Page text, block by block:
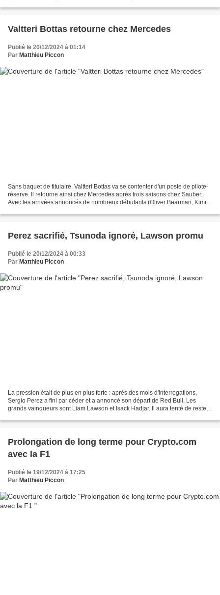
Valtteri Bottas retourne chez Mercedes
Publié le 20/12/2024 à 01:14
Par Matthieu Piccon
Sans baquet de titulaire, Valtteri Bottas va se contenter d'un poste de pilote-
réserve. Il retourne ainsi chez Mercedes après trois saisons chez Sauber.
Avec les arrivées annoncés de nombreux débutants (Oliver Bearman, Kimi
Perez sacrifié, Tsunoda ignoré, Lawson promu
Publié le 20/12/2024 à 00:33
Par Matthieu Piccon
La pression était de plus en plus forte : après des mois d'interrogations,
Sergio Perez a fini par céder et a annoncé son départ de Red Bull. Les
grands vainqueurs sont Liam Lawson et Isack Hadjar. Il aura tenté de rester
Prolongation de long terme pour Crypto.com
avec la F1
Publié le 19/12/2024 à 17:25
Par Matthieu Piccon